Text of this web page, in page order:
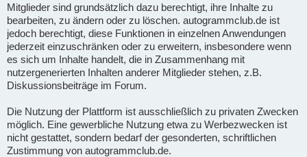
Mitglieder sind grundsätzlich dazu berechtigt, ihre Inhalte zu
bearbeiten, zu ändern oder zu löschen. autogrammclub.de ist
jedoch berechtigt, diese Funktionen in einzelnen Anwendungen
jederzeit einzuschränken oder zu erweitern, insbesondere wenn
es sich um Inhalte handelt, die in Zusammenhang mit
nutzergenerierten Inhalten anderer Mitglieder stehen, z.B.
Diskussionsbeiträge im Forum.
Die Nutzung der Plattform ist ausschließlich zu privaten Zwecken
möglich. Eine gewerbliche Nutzung etwa zu Werbezwecken ist
nicht gestattet, sondern bedarf der gesonderten, schriftlichen
Zustimmung von autogrammclub.de.